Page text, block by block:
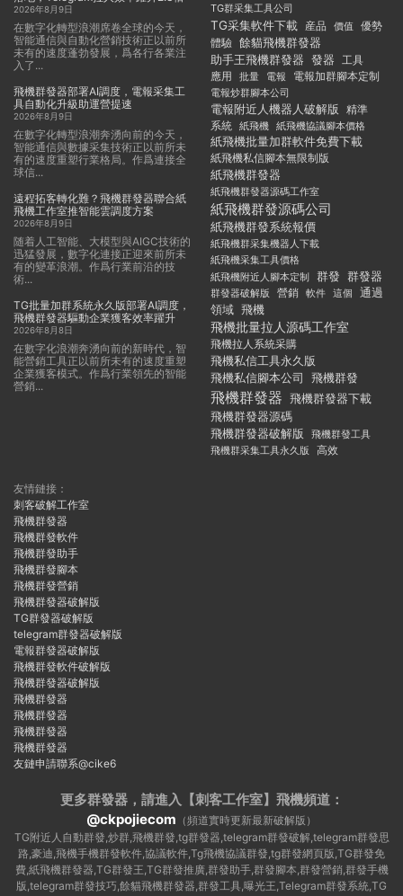
2026年8月9日
在數字化轉型浪潮席卷全球的今天，
智能通信與自動化營銷技術正以前所
未有的速度蓬勃發展，爲各行各業注
入了...
飛機群發器部署AI調度，電報采集工
具自動化升級助運營提速
2026年8月9日
在數字化轉型浪潮奔湧向前的今天，
智能通信與數據采集技術正以前所未
有的速度重塑行業格局。作爲連接全
球信...
遠程拓客轉化難？飛機群發器聯合紙
飛機工作室推智能雲調度方案
2026年8月9日
随着人工智能、大模型與AIGC技術的
迅猛發展，數字化連接正迎來前所未
有的變革浪潮。作爲行業前沿的技
術...
TG批量加群系統永久版部署AI調度，
飛機群發器驅動企業獲客效率躍升
2026年8月8日
在數字化浪潮奔湧向前的新時代，智
能營銷工具正以前所未有的速度重塑
企業獲客模式。作爲行業領先的智能
營銷...
TG群采集工具公司
TG采集軟件下載 産品 價值 優勢
體驗 餘貓飛機群發器
助手王飛機群發器 發器 工具
應用
批量 電報 電報加群腳本定制
電報炒群腳本公司
電報附近人機器人破解版 精準
系統 紙飛機 紙飛機協議腳本價格
紙飛機批量加群軟件免費下載
紙飛機私信腳本無限制版
紙飛機群發器
紙飛機群發器源碼工作室
紙飛機群發源碼公司
紙飛機群發系統報價
紙飛機群采集機器人下載
紙飛機采集工具價格
紙飛機附近人腳本定制
群發 群發器
群發器破解版 營銷 軟件 這個
通過
領域 飛機
飛機批量拉人源碼工作室
飛機拉人系統采購
飛機私信工具永久版
飛機私信腳本公司
飛機群發
飛機群發器 飛機群發器下載
飛機群發器源碼
飛機群發器破解版
飛機群發工具
飛機群采集工具永久版
高效
友情鏈接：
刺客破解工作室
飛機群發器
飛機群發軟件
飛機群發助手
飛機群發腳本
飛機群發營銷
飛機群發器破解版
TG群發器破解版
telegram群發器破解版
電報群發器破解版
飛機群發軟件破解版
飛機群發器破解版
飛機群發器
飛機群發器
飛機群發器
飛機群發器
友鏈申請聯系@cike6
更多群發器，請進入【刺客工作室】 飛機頻道：
@ckpojiecom （頻道實時更新最新破解版）
TG附近人自動群發,炒群,飛機群發,tg群發器,telegram群發破解,telegram群發思
路,豪迪,飛機手機群發軟件,協議軟件,Tg飛機協議群發,tg群發網頁版,TG群發免
費,紙飛機群發器,TG群發王,TG群發推廣,群發助手,群發腳本,群發營銷,群發手機
版,telegram群發技巧,餘貓飛機群發器,群發工具,曝光王,Telegram群發系統,TG